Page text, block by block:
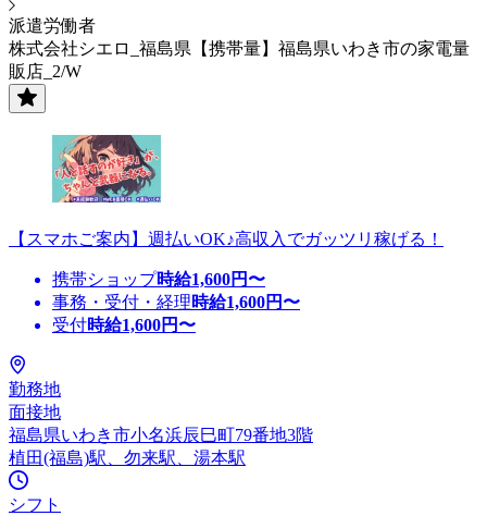
派遣労働者
株式会社シエロ_福島県【携帯量】福島県いわき市の家電量
販店_2/W
【スマホご案内】週払いOK♪高収入でガッツリ稼げる！
携帯ショップ時給1,600円〜
事務・受付・経理時給1,600円〜
受付時給1,600円〜
勤務地
面接地
福島県いわき市小名浜辰巳町79番地3階
植田(福島)駅、勿来駅、湯本駅
シフト